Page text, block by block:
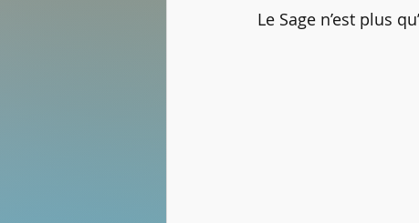
Le Sage n’est plus